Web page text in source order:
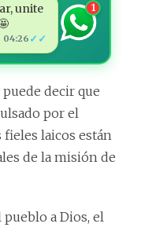
unite
04:26 ✓✓
1
decir que
por el
fieles laicos están
de la misión de
a Dios, el